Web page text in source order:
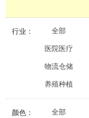
行业： 全部
医院医疗
物流仓储
养殖种植
颜色： 全部